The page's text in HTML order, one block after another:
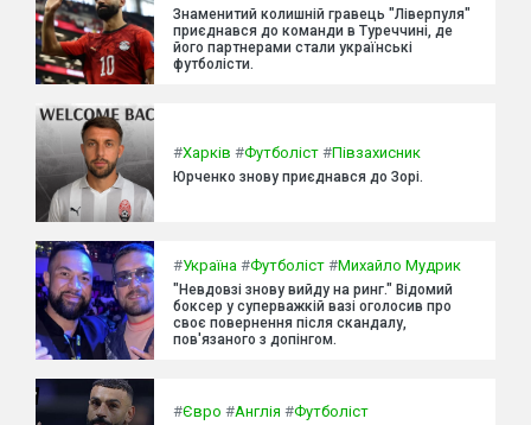
Знаменитий колишній гравець "Ліверпуля"
приєднався до команди в Туреччині, де
його партнерами стали українські
футболісти.
#Харків #Футболіст #Півзахисник
Юрченко знову приєднався до Зорі.
#Україна #Футболіст #Михайло Мудрик
"Невдовзі знову вийду на ринг." Відомий
боксер у суперважкій вазі оголосив про
своє повернення після скандалу,
пов'язаного з допінгом.
#Євро #Англія #Футболіст